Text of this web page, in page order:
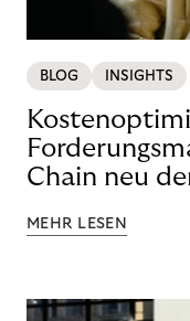
BLOG INSIGHTS
Chain neu
MEHR LESEN